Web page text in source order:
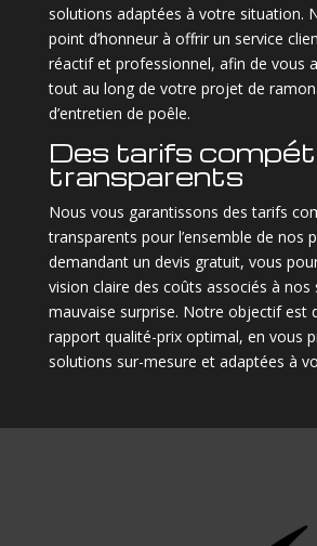
solutions adaptées à votre situation.
point d’honneur à offrir un service
réactif et professionnel, afin de vous
tout au long de votre projet de
d’entretien de poêle.
Des tarifs
transparents
Nous vous garantissons des tarifs
transparents pour l’ensemble de nos
demandant un devis gratuit, vous
vision claire des coûts associés à nos
mauvaise surprise. Notre objectif est
rapport qualité-prix optimal, en vous
solutions sur-mesure et adaptées à